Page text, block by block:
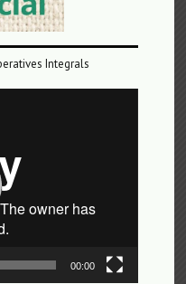
Integrals
00:00